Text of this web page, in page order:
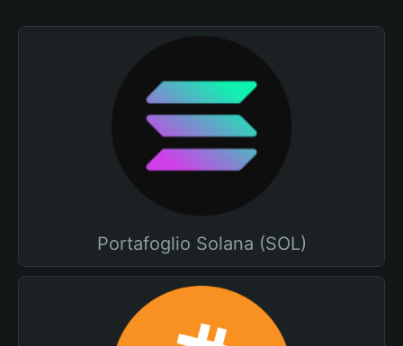
Portafoglio Solana (SOL)